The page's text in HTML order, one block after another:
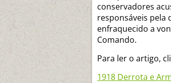
conservadores
responsáveis
enfraquecido a
Comando.
Para ler o artigo,
1918 Derrota e